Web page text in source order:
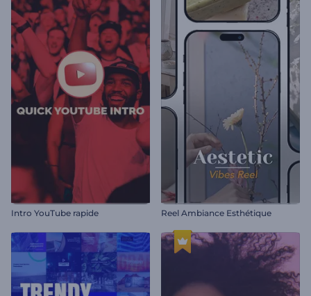
Intro YouTube rapide Reel Ambiance Esthétique